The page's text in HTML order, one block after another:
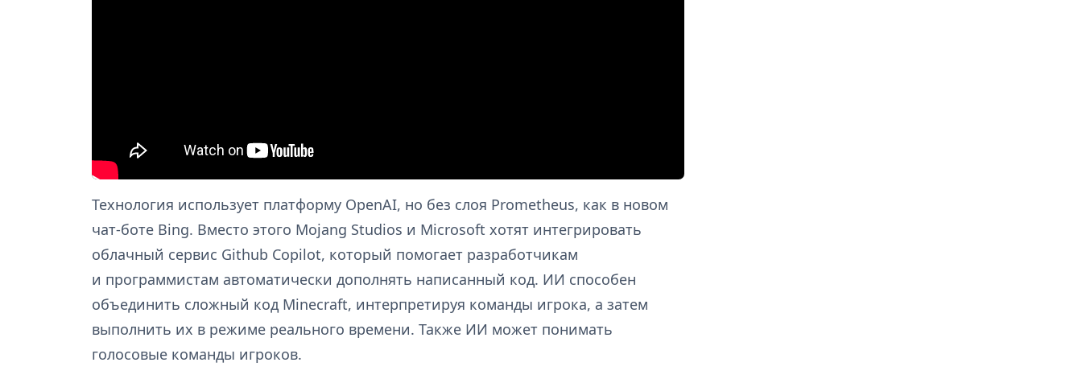
Технология использует платформу OpenAI, но без слоя Prometheus, как в новом
чат-боте Bing. Вместо этого Mojang Studios и Microsoft хотят интегрировать
облачный сервис Github Copilot, который помогает разработчикам
и программистам автоматически дополнять написанный код. ИИ способен
объединить сложный код Minecraft, интерпретируя команды игрока, а затем
выполнить их в режиме реального времени. Также ИИ может понимать
голосовые команды игроков.